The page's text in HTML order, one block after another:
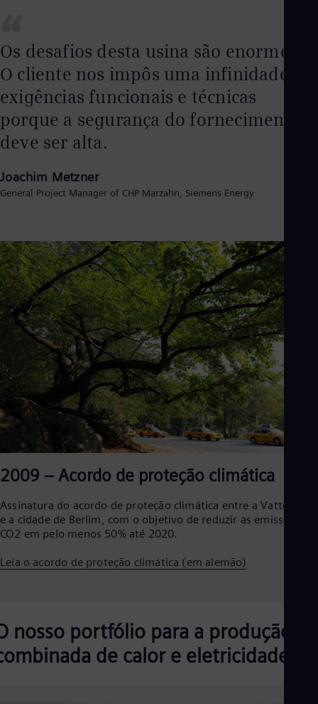
Os desafios desta usina são enormes.
O cliente nos impôs uma infinidade de
exigências funcionais e técnicas
porque a segurança do fornecimento
deve ser alta.
Joachim Metzner
General Project Manager of CHP Marzahn, Siemens Energy
2009 – Acordo de proteção climática
Assinatura do acordo de proteção climática entre a Vattenfall
e a cidade de Berlim, com o objetivo de reduzir as emissões de
CO2 em pelo menos 50% até 2020.
Leia o acordo de proteção climática (em alemão)
nosso portfólio para a produção
de calor e eletricidade